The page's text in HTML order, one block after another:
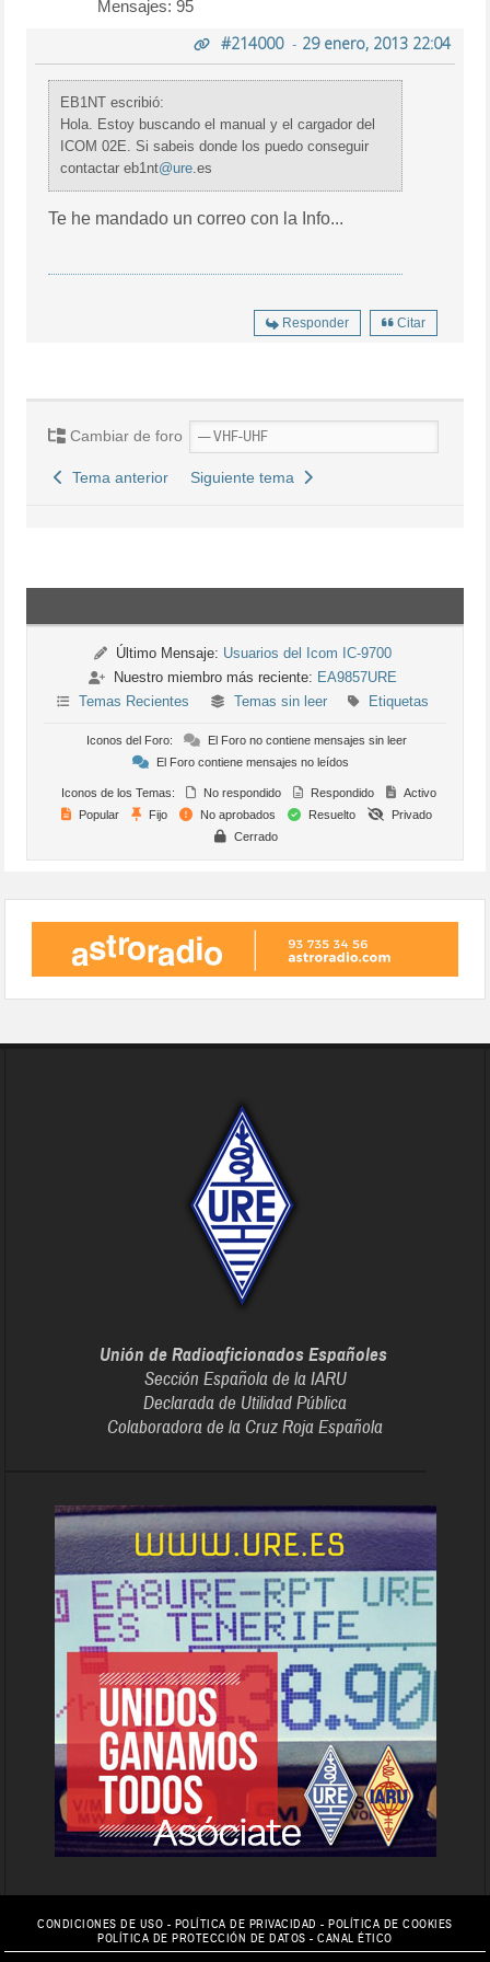
Mensajes: 95
#214000- 29 enero, 2013 22:04
EB1NT escribió:
Hola. Estoy buscando el manual y el cargador del
ICOM 02E. Si sabeis donde los puedo conseguir
contactar eb1nt@ure .es
Te he mandado un correo con la Info...
Responder Citar
Cambiar de foro
Tema anterior Siguiente tema
Último Mensaje: Usuarios del Icom IC-9700
Nuestro miembro más reciente: EA9857URE
Temas Recientes
Temas sin leer Etiquetas
Iconos del Foro:
El Foro no contiene mensajes sin leer
El Foro contiene mensajes no leídos
Iconos de los Temas: No respondido Respondido
Activo
Popular
Fijo No aprobados Resuelto
Privado
Cerrado
Unión de Radioaficionados Españoles
Sección Española de la IARU
Declarada de Utilidad Pública
Colaboradora de la Cruz Roja Española
CONDICIONES DE USO - POLÍTICA DE PRIVACIDAD -POLÍTICA DE COOKIES
POLÍTICA DE PROTECCIÓN DE DATOS -CANAL ÉTICO